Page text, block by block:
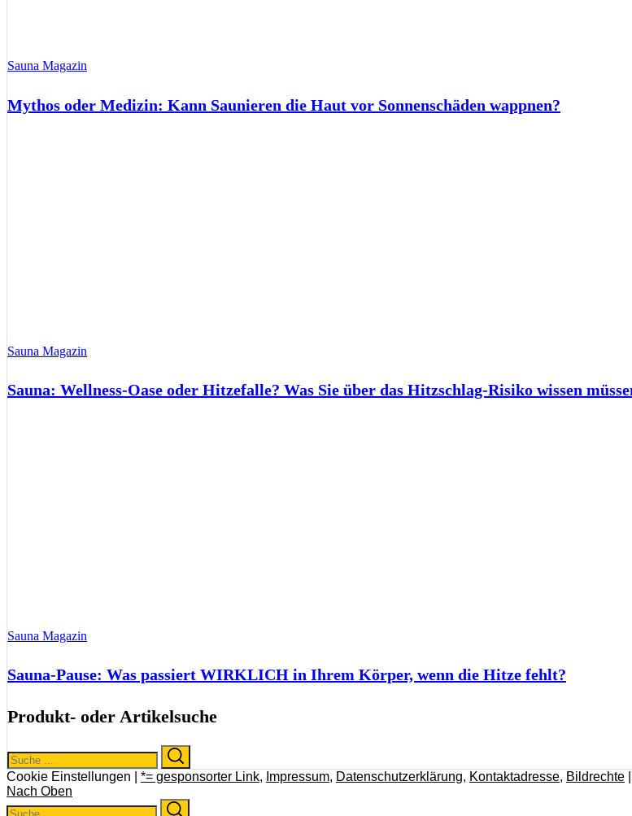
Sauna Magazin
Mythos oder Medizin: Kann Saunieren die Haut vor Sonnenschäden wappnen?
Sauna Magazin
Sauna: Wellness-Oase oder Hitzefalle? Was Sie über das Hitzschlag-Risiko wissen
Sauna Magazin
Sauna-Pause: Was passiert WIRKLICH in Ihrem Körper, wenn die Hitze fehlt?
Produkt- oder Artikelsuche
Search
for:
Cookie Einstellungen | *= gesponsorter Link, Impressum, Datenschutzerklärung, Kontaktadresse, Bildrechte
Nach Oben
Search